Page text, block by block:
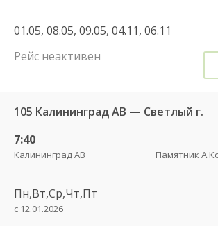
01.05, 08.05, 09.05, 04.11, 06.11
Рейс неактивен
105 Калининград АВ — Светлый г.
7:40
Калининград АВ
Пн,Вт,Ср,Чт,Пт
с 12.01.2026